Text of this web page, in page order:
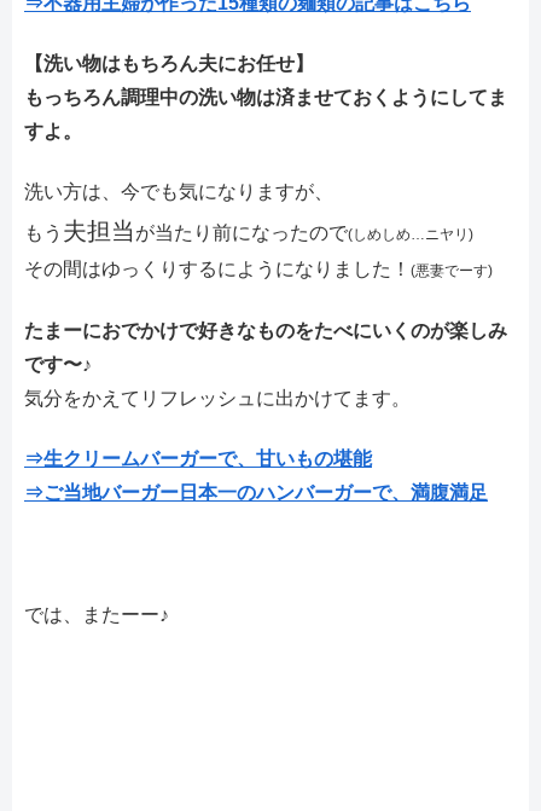
【洗い物はもちろん夫にお任せ】
もっちろん調理中の洗い物は済ませておくようにしてま
すよ。
洗い方は、今でも気になりますが、
もう 夫担当 が当たり前になったので(しめしめ…ニヤリ)
その間はゆっくりするにようになりました！ (悪妻でーす)
たまーにおでかけで好きなものをたべにいくのが楽しみ
です〜♪
気分をかえてリフレッシュに出かけてます。
⇒生クリームバーガーで、甘いもの堪能
⇒ご当地バーガー日本一のハンバーガーで、満腹満足
では、またーー♪